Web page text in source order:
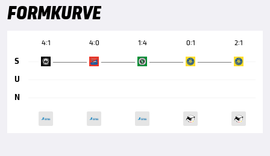
FORMKURVE
4:1 4:0 1:4 0:1 2:1
S
U
N